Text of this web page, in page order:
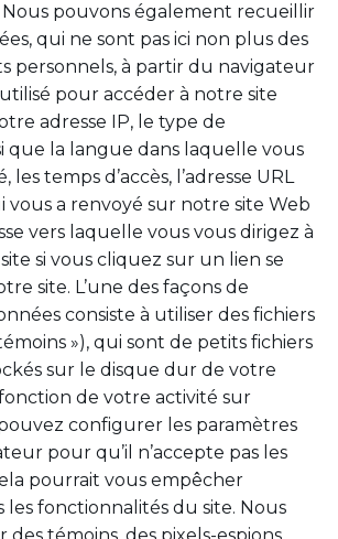
Nous pouvons également recueillir
qui ne sont pas ici non plus des
personnels, à partir du navigateur
pour accéder à notre site
adresse IP, le type de
que la langue dans laquelle vous
les temps d’accès, l’adresse URL
vous a renvoyé sur notre site Web
vers laquelle vous vous dirigez à
si vous cliquez sur un lien se
site. L’une des façons de
consiste à utiliser des fichiers
»), qui sont de petits fichiers
sur le disque dur de votre
de votre activité sur
configurer les paramètres
pour qu’il n’accepte pas les
pourrait vous empêcher
les fonctionnalités du site. Nous